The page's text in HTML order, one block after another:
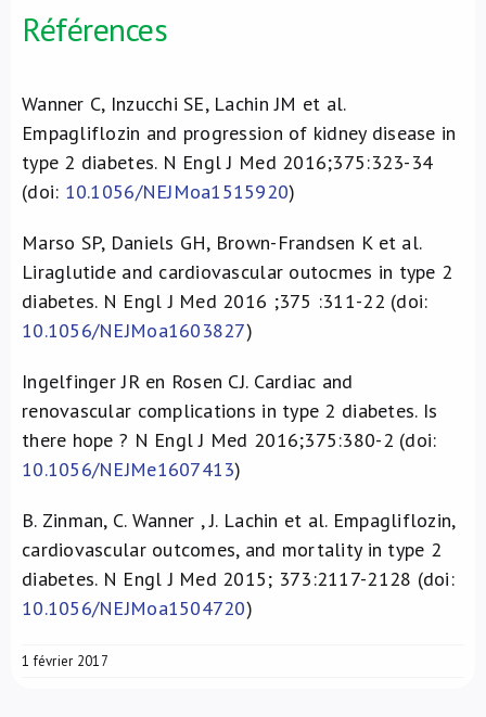
Références
Wanner C, Inzucchi SE, Lachin JM et al.
Empagliflozin and progression of kidney disease in
type 2 diabetes. N Engl J Med 2016;375:323-34
(doi: 10.1056/NEJMoa1515920)
Marso SP, Daniels GH, Brown-Frandsen K et al.
Liraglutide and cardiovascular outocmes in type 2
diabetes. N Engl J Med 2016 ;375 :311-22 (doi:
10.1056/NEJMoa1603827)
Ingelfinger JR en Rosen CJ. Cardiac and
renovascular complications in type 2 diabetes. Is
there hope ? N Engl J Med 2016;375:380-2 (doi:
10.1056/NEJMe1607413)
B. Zinman, C. Wanner , J. Lachin et al. Empagliflozin,
cardiovascular outcomes, and mortality in type 2
diabetes. N Engl J Med 2015; 373:2117-2128 (doi:
10.1056/NEJMoa1504720)
1 février 2017